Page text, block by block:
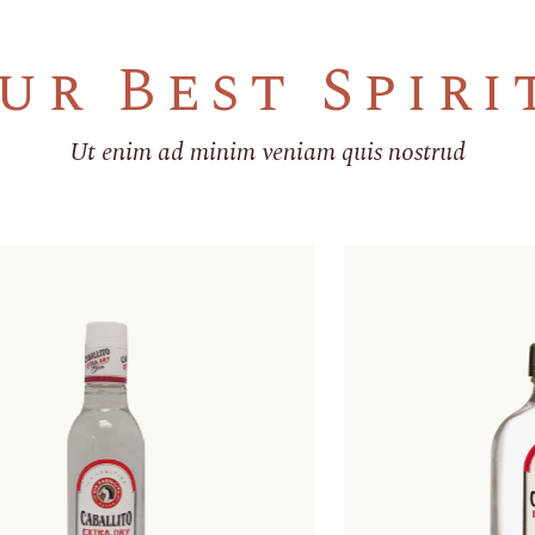
Best
Ut enim ad minim veniam quis nostrud